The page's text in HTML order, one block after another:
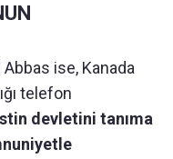
ise, Kanada
telefon
devletini tanıma